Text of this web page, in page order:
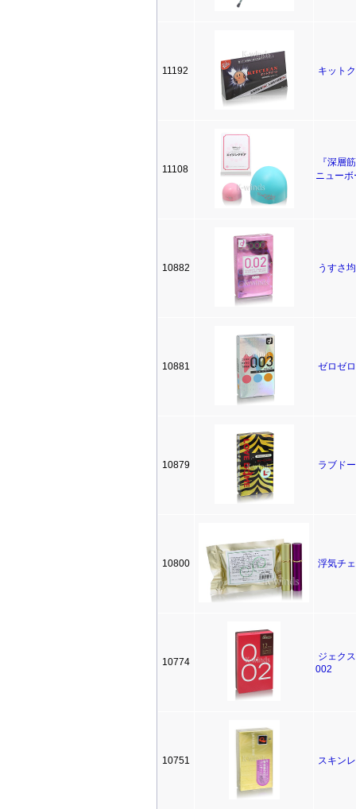
11192 キット
11108
『深層
ニューボ
10882 うすさ
10881 ゼロゼ
10879 ラブド
10800 浮気チ
10774
ジェク
002
10751 スキン